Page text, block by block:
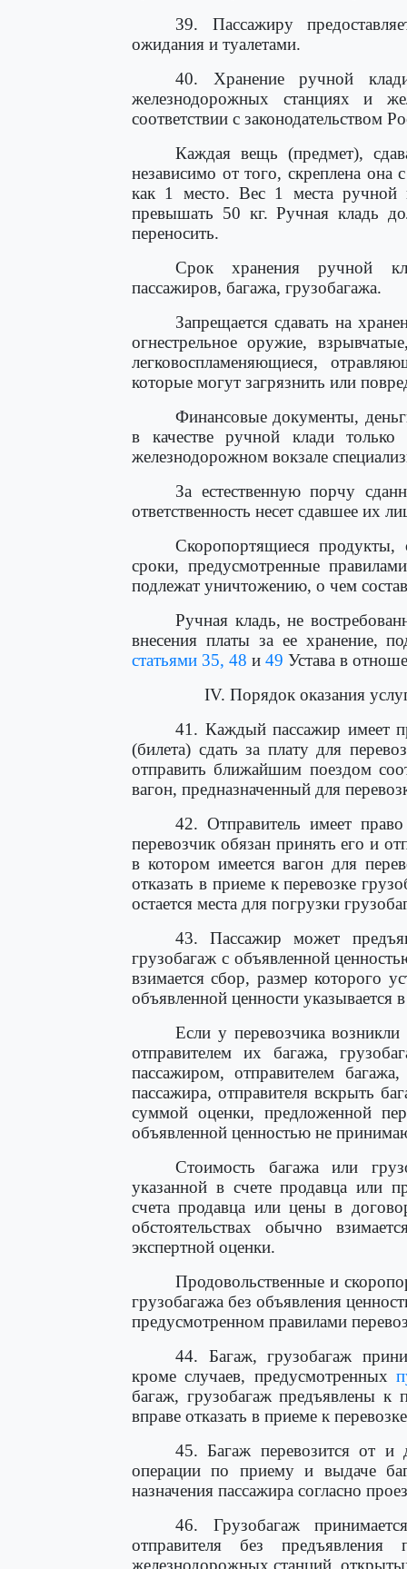
39. Пассажиру
ожидания и туалетами.
40. Хранение ручной
железнодорожных станциях и
соответствии с законодательством
Каждая вещь (предмет),
независимо от того, скреплена
как 1 место. Вес 1 места ручной
превышать 50 кг. Ручная кладь
переносить.
Срок хранения ручной
пассажиров, багажа, грузобагажа.
Запрещается сдавать на
огнестрельное оружие,
легковоспламеняющиеся,
которые могут загрязнить или
Финансовые документы,
в качестве ручной клади
железнодорожном вокзале
За естественную порчу
ответственность несет сдавшее их
Скоропортящиеся
сроки, предусмотренные
подлежат уничтожению, о чем
Ручная кладь, не
внесения платы за ее хранение,
статьями 35, 48 и 49 Устава в
IV. Порядок оказания
41. Каждый пассажир имеет
(билета) сдать за плату для
отправить ближайшим поездом
вагон, предназначенный для
42. Отправитель имеет
перевозчик обязан принять его и
в котором имеется вагон для
отказать в приеме к перевозке
остается места для погрузки
43. Пассажир может
грузобагаж с объявленной
взимается сбор, размер которого
объявленной ценности указывается
Если у перевозчика
отправителем их багажа,
пассажиром, отправителем
пассажира, отправителя вскрыть
суммой оценки, предложенной
объявленной ценностью не
Стоимость багажа или
указанной в счете продавца или
счета продавца или цены в
обстоятельствах обычно
экспертной оценки.
Продовольственные и
грузобагажа без объявления
предусмотренном правилами
44. Багаж, грузобагаж
кроме случаев, предусмотренных
багаж, грузобагаж предъявлены к
вправе отказать в приеме к
45. Багаж перевозится от и
операции по приему и выдаче
назначения пассажира согласно
46. Грузобагаж
отправителя без
железнодорожных станций,